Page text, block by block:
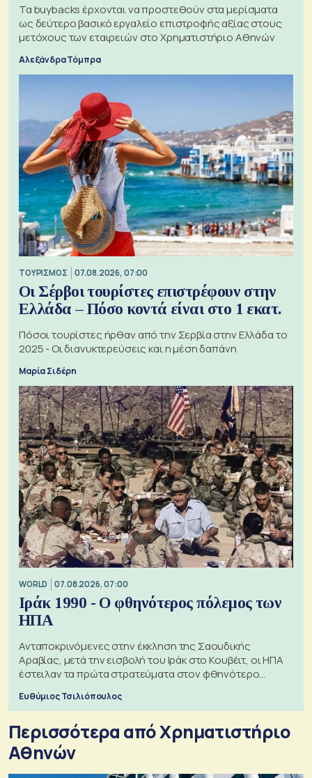
Τα buybacks έρχονται να προστεθούν στα μερίσματα
ως δεύτερο βασικό εργαλείο επιστροφής αξίας στους
μετόχους των εταιρειών στο Χρηματιστήριο Αθηνών
Αλεξάνδρα Τόμπρα
ΤΟΥΡΙΣΜΟΣ 07.08.2026, 07:00
Οι Σέρβοι τουρίστες επιστρέφουν στην
Ελλάδα – Πόσο κοντά είναι στο 1 εκατ.
Πόσοι τουρίστες ήρθαν από την Σερβία στην Ελλάδα το
2025 - Οι διανυκτερεύσεις και η μέση δαπάνη
Μαρία Σιδέρη
WORLD 07.08.2026, 07:00
Ιράκ 1990 - Ο φθηνότερος πόλεμος των
ΗΠΑ
Ανταποκρινόμενες στην έκκληση της Σαουδικής
Αραβίας, μετά την εισβολή του Ιράκ στο Κουβέιτ, οι ΗΠΑ
έστειλαν τα πρώτα στρατεύματα στον φθηνότερο
Ευθύμιος Τσιλιόπουλος
Περισσότερα από Xρηματιστήριο
Αθηνών